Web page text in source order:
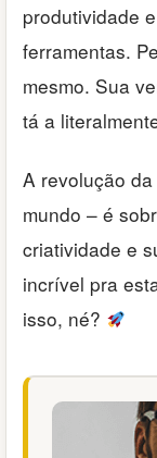
produtividade
ferramentas.
mesmo. Sua
tá a
A revolução
mundo – é
criatividade e
incrível pra
isso, né?